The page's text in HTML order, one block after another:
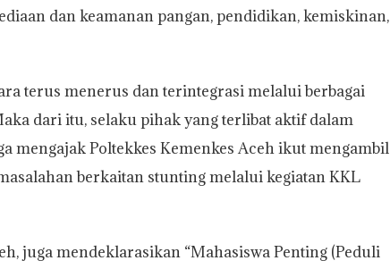
dan keamanan pangan, pendidikan, kemiskinan,
terus menerus dan terintegrasi melalui berbagai
dari itu, selaku pihak yang terlibat aktif dalam
mengajak Poltekkes Kemenkes Aceh ikut mengambil
berkaitan stunting melalui kegiatan KKL
juga mendeklarasikan “Mahasiswa Penting (Peduli